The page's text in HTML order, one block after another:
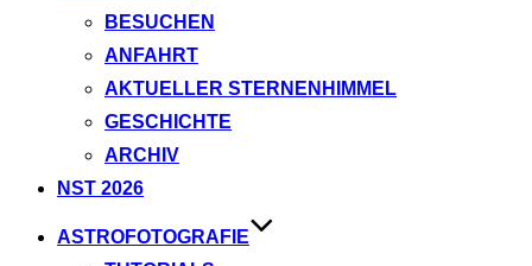
BESUCHEN
ANFAHRT
AKTUELLER STERNENHIMMEL
GESCHICHTE
ARCHIV
NST 2026
ASTROFOTOGRAFIE